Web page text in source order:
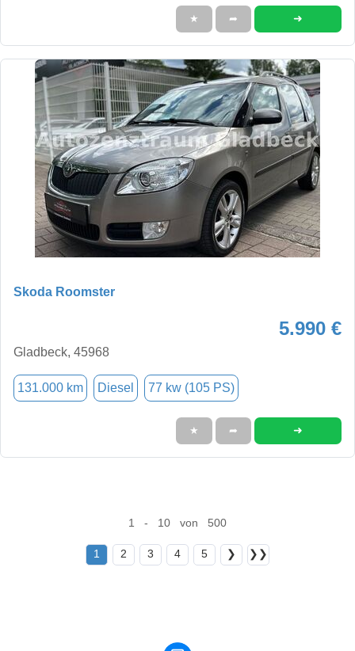
★ ➦ ➜
Skoda Roomster
5.990 €
Gladbeck, 45968
131.000 km Diesel 77 kw (105 PS)
★ ➦ ➜
1 - 10 von 500
1 2 3 4 5 ❯ ❯❯